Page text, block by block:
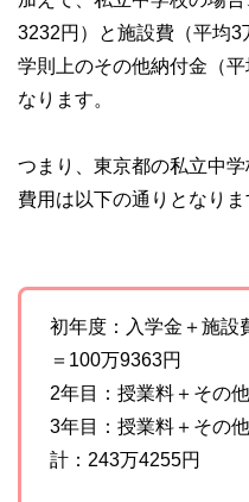
3232円）と施設費（平均3
学則上のその他納付金（
なります。
つまり、東京都の私立中
費用は以下の通りとなりま
初年度：入学金＋施設
＝100万9363円
2年目：授業料＋その
3年目：授業料＋その
計：243万4255円